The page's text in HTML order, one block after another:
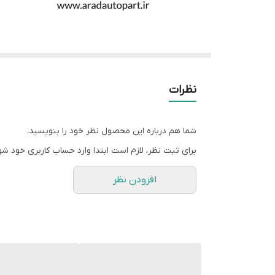
نظرات
شما هم درباره این محصول نظر خود را بنویسید.
برای ثبت نظر، لازم است ابتدا وارد حساب کاربری خود
افزودن نظر